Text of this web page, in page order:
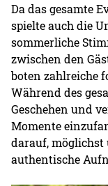
Da das gesamte
spielte auch die
sommerliche
zwischen den
boten zahlreiche
Während des
Geschehen und
Momente
darauf,
authentische